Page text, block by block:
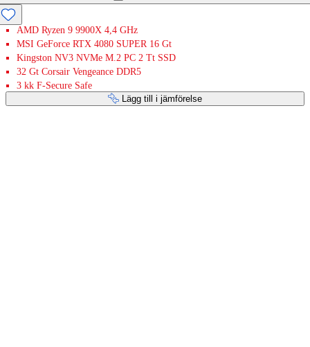
AMD Ryzen 9 9900X 4,4 GHz
MSI GeForce RTX 4080 SUPER 16 Gt
Kingston NV3 NVMe M.2 PC 2 Tt SSD
32 Gt Corsair Vengeance DDR5
3 kk F-Secure Safe
Lägg till i jämförelse